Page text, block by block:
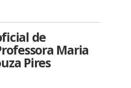
de
Maria
Pires